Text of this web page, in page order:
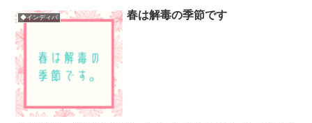
◆インディバ 春は解毒の季節です